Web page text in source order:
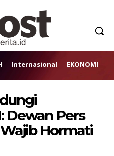
Internasional EKONOMI
Dewan Pers
Hormati